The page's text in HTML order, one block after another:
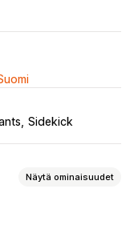
Sidekick
Näytä ominaisuudet